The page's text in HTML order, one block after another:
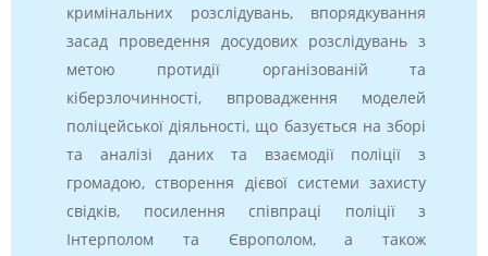
кримінальних розслідувань, впорядкування
засад проведення досудових розслідувань з
метою протидії організованій та
кіберзлочинності, впровадження моделей
поліцейської діяльності, що базується на зборі
та аналізі даних та взаємодії поліції з
громадою, створення дієвої системи захисту
свідків, посилення співпраці поліції з
Інтерполом та Європолом, а також